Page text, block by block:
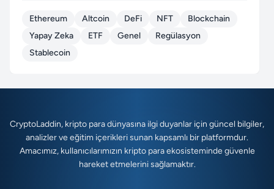
Ethereum Altcoin DeFi NFT
Blockchain
Yapay Zeka
ETF Genel
Regülasyon
Stablecoin
CryptoLaddin, kripto para dünyasına ilgi duyanlar için güncel bilgiler,
analizler ve eğitim içerikleri sunan kapsamlı bir platformdur.
Amacımız, kullanıcılarımızın kripto para ekosisteminde güvenle
hareket etmelerini sağlamaktır.